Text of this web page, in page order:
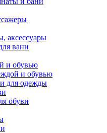
аксессуары
ванн
и обувью
и обувью
для одежды
обуви